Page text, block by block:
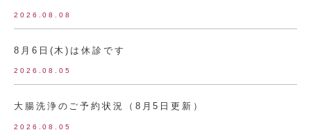
2026.08.08
8月6日(木)は休診です
2026.08.05
大腸洗浄のご予約状況（8月5日更新）
2026.08.05